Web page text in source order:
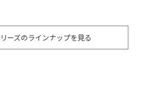
ーズのラインナップを見る